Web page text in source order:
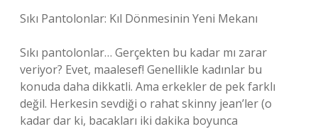
Sıkı Pantolonlar: Kıl Dönmesinin Yeni Mekanı
Sıkı pantolonlar… Gerçekten bu kadar mı zarar
veriyor? Evet, maalesef! Genellikle kadınlar bu
konuda daha dikkatli. Ama erkekler de pek farklı
değil. Herkesin sevdiği o rahat skinny jean’ler (o
kadar dar ki, bacakları iki dakika boyunca